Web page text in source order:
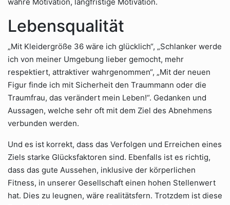
Lebensqualität
„Mit Kleidergröße 36 wäre ich glücklich“, „Schlanker werde
ich von meiner Umgebung lieber gemocht, mehr
respektiert, attraktiver wahrgenommen“, „Mit der neuen
Figur finde ich mit Sicherheit den Traummann oder die
Traumfrau, das verändert mein Leben!“. Gedanken und
Aussagen, welche sehr oft mit dem Ziel des Abnehmens
verbunden werden.
Und es ist korrekt, dass das Verfolgen und Erreichen eines
Ziels starke Glücksfaktoren sind. Ebenfalls ist es richtig,
dass das gute Aussehen, inklusive der körperlichen
Fitness, in unserer Gesellschaft einen hohen Stellenwert
hat. Dies zu leugnen, wäre realitätsfern. Trotzdem ist diese